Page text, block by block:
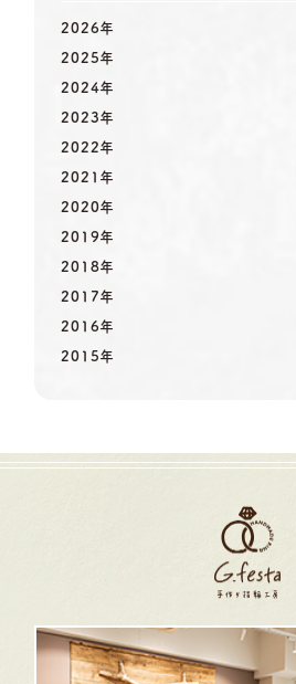
2026年
2025年
2024年
2023年
2022年
2021年
2020年
2019年
2018年
2017年
2016年
2015年